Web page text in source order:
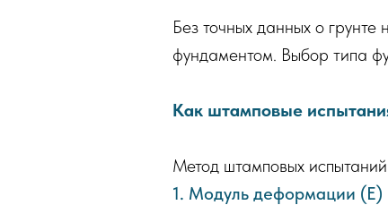
Без точных данных о
фундаментом. Выбор типа
Как штамповые
Метод штамповых испытаний
1. Модуль деформации (Е)